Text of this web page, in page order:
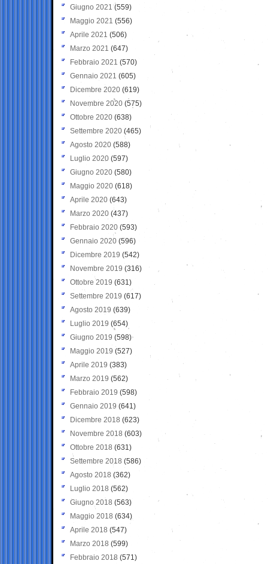
Giugno 2021(559)
Maggio 2021 (556)
Aprile 2021 (506)
Marzo 2021 (647)
Febbraio 2021 (570)
Gennaio 2021 (605)
Dicembre 2020 (619)
Novembre 2020 (575)
Ottobre 2020 (638)
Settembre 2020(465)
Agosto 2020 (588)
Luglio 2020 (597)
Giugno 2020 (580)
Maggio 2020 (618)
Aprile 2020 (643)
Marzo 2020 (437)
Febbraio 2020 (593)
Gennaio 2020 (596)
Dicembre 2019 (542)
Novembre 2019 (316)
Ottobre 2019 (631)
Settembre 2019 (617)
Agosto 2019 (639)
Luglio 2019 (654)
Giugno 2019 (598)
Maggio 2019 (527)
Aprile 2019 (383)
Marzo 2019 (562)
Febbraio 2019 (598)
Gennaio 2019 (641)
Dicembre 2018 (623)
Novembre 2018 (603)
Ottobre 2018 (631)
Settembre 2018 (586)
Agosto 2018 (362)
Luglio 2018 (562)
Giugno 2018 (563)
Maggio 2018 (634)
Aprile 2018 (547)
Marzo 2018 (599)
Febbraio 2018 (571)